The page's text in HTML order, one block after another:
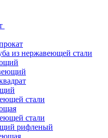
из нержавеющей стали
стали
стали
рифленый